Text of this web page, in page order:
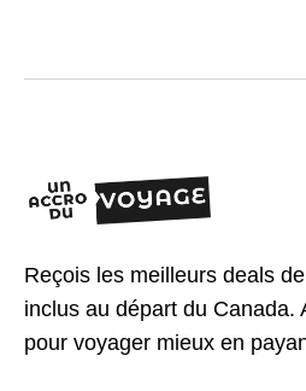
Reçois les meilleurs deals
inclus au départ du Canada.
pour voyager mieux en